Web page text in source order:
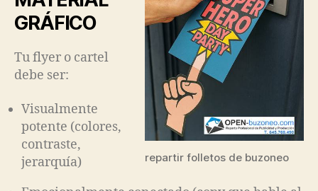
repartir folletos de buzoneo
GRÁFICO
Tu flyer o cartel
debe ser:
Visualmente
potente (colores,
contraste,
jerarquía)